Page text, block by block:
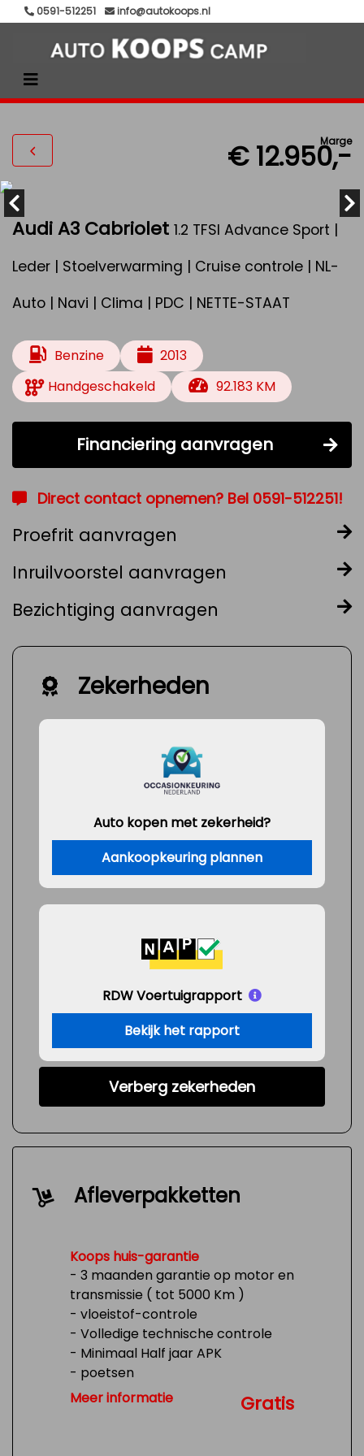
0591-512251 info@autokoops.nl
Marge
€ 12.950,-
Audi A3 Cabriolet 1.2 TFSI Advance Sport |
Leder | Stoelverwarming | Cruise controle | NL-
Auto | Navi | Clima | PDC | NETTE-STAAT
Benzine
2013
Handgeschakeld
92.183 KM
Financiering aanvragen
Direct contact opnemen? Bel 0591-512251!
Proefrit aanvragen
Inruilvoorstel aanvragen
Bezichtiging aanvragen
Zekerheden
Auto kopen met zekerheid?
Aankoopkeuring plannen
RDW Voertuigrapport
Bekijk het rapport
Verberg zekerheden
Afleverpakketten
Koops huis-garantie
- 3 maanden garantie op motor en
transmissie ( tot 5000 Km )
- vloeistof-controle
- Volledige technische controle
- Minimaal Half jaar APK
- poetsen
- Tank 1/4 vol
Meer informatie Gratis